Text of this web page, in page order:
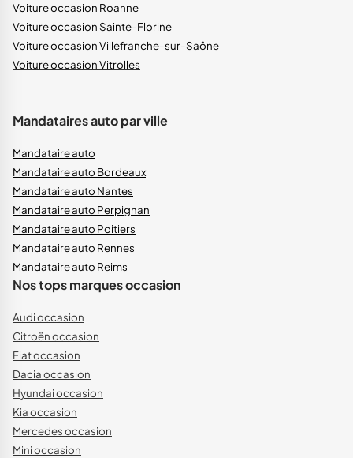
Voiture occasion Roanne
Voiture occasion Sainte-Florine
Voiture occasion Villefranche-sur-Saône
Voiture occasion Vitrolles
Mandataires auto par ville
Mandataire auto
Mandataire auto Bordeaux
Mandataire auto Nantes
Mandataire auto Perpignan
Mandataire auto Poitiers
Mandataire auto Rennes
Mandataire auto Reims
Nos tops marques occasion
Audi occasion
Citroën occasion
Fiat occasion
Dacia occasion
Hyundai occasion
Kia occasion
Mercedes occasion
Mini occasion